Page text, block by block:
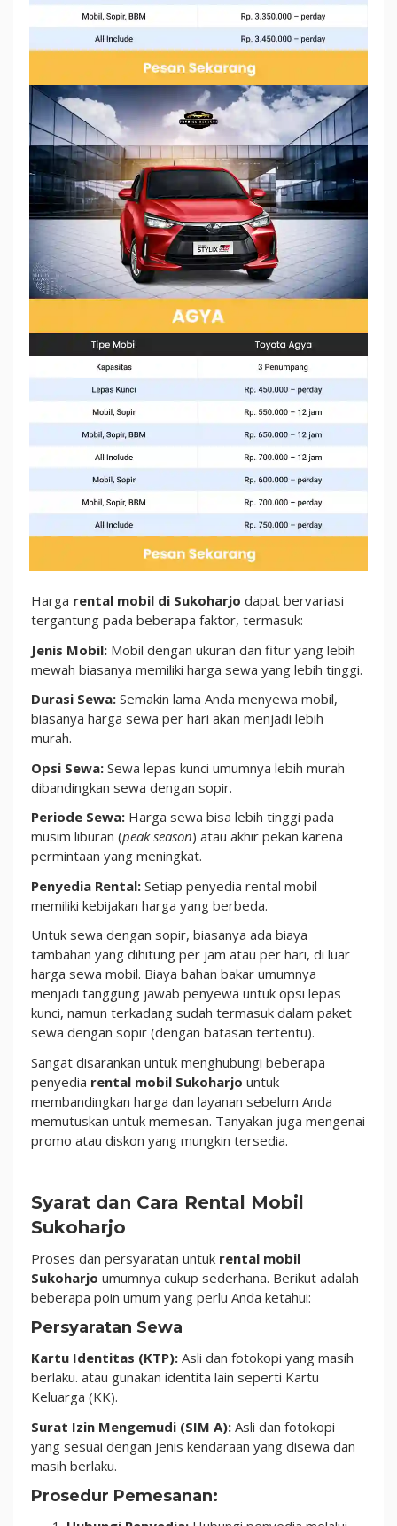
Harga rental mobil di Sukoharjo dapat bervariasi
tergantung pada beberapa faktor, termasuk:
Jenis Mobil: Mobil dengan ukuran dan fitur yang lebih
mewah biasanya memiliki harga sewa yang lebih tinggi.
Durasi Sewa: Semakin lama Anda menyewa mobil,
biasanya harga sewa per hari akan menjadi lebih
murah.
Opsi Sewa: Sewa lepas kunci umumnya lebih murah
dibandingkan sewa dengan sopir.
Periode Sewa: Harga sewa bisa lebih tinggi pada
musim liburan (peak season) atau akhir pekan karena
permintaan yang meningkat.
Penyedia Rental: Setiap penyedia rental mobil
memiliki kebijakan harga yang berbeda.
Untuk sewa dengan sopir, biasanya ada biaya
tambahan yang dihitung per jam atau per hari, di luar
harga sewa mobil. Biaya bahan bakar umumnya
menjadi tanggung jawab penyewa untuk opsi lepas
kunci, namun terkadang sudah termasuk dalam paket
sewa dengan sopir (dengan batasan tertentu).
Sangat disarankan untuk menghubungi beberapa
penyedia rental mobil Sukoharjo untuk
membandingkan harga dan layanan sebelum Anda
memutuskan untuk memesan. Tanyakan juga mengenai
promo atau diskon yang mungkin tersedia.
Syarat dan Cara Rental Mobil
Sukoharjo
Proses dan persyaratan untuk rental mobil
Sukoharjo umumnya cukup sederhana. Berikut adalah
beberapa poin umum yang perlu Anda ketahui:
Persyaratan Sewa
Kartu Identitas (KTP): Asli dan fotokopi yang masih
berlaku. atau gunakan identita lain seperti Kartu
Keluarga (KK).
Surat Izin Mengemudi (SIM A): Asli dan fotokopi
yang sesuai dengan jenis kendaraan yang disewa dan
masih berlaku.
Prosedur Pemesanan: